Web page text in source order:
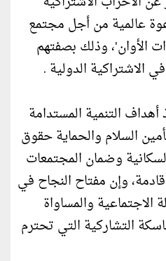
عالمية من أجل مجتمع
الأوان'، وذلك بصفتهم
الاشتراكية الدولية .
أهداف التنمية المستدامة
السلام والحماية حقوق
وضمان المجتمعات
وإن مفتاح النجاح في
الاجتماعية والمساواة
التشاركية التي تحترم